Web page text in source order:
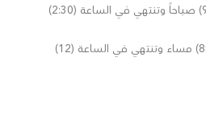
الفترة الأولى :من الساعة (9:00) صباحاً وتنتهي في الساعة (2:30)
الفترة الثانية : من الساعة (8:00) مساء وتنتهي في الساعة (12)